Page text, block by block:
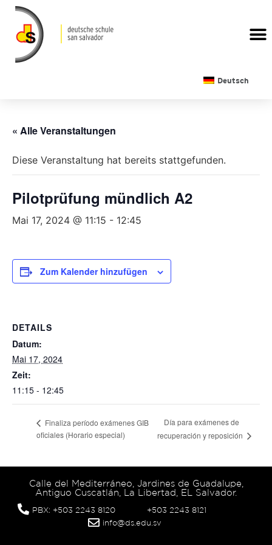
Deutsch
« Alle Veranstaltungen
Diese Veranstaltung hat bereits stattgefunden.
Pilotprüfung mündlich A2
Mai 17, 2024 @ 11:15 - 12:45
Zum Kalender hinzufügen
DETAILS
Datum:
Mai 17, 2024
Zeit:
11:15 - 12:45
Finaliza período exámenes GIB
oficiales (Horario especial)
Día para exámenes de
recuperación y reposición
Calle del Mediterráneo, Jardines de Guadalupe,
Antiguo Cuscatlán, La Libertad, EL Salvador.
PBX: +503 2243 8120
+503 2243 8121
info@ds.edu.sv